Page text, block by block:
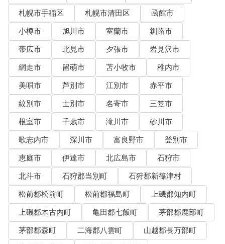
札幌市手稲区 札幌市清田区
函館市
小樽市
旭川市 室蘭市
釧路市
帯広市
北見市 夕張市
岩見沢市
網走市
留萌市 苫小牧市
稚内市
美唄市
芦別市 江別市
赤平市
紋別市
士別市 名寄市
三笠市
根室市
千歳市 滝川市
砂川市
歌志内市
深川市 富良野市
登別市
恵庭市
伊達市 北広島市
石狩市
北斗市
石狩郡当別町
石狩郡新篠津村
松前郡松前町
松前郡福島町
上磯郡知内町
上磯郡木古内町
亀田郡七飯町
茅部郡鹿部町
茅部郡森町
二海郡八雲町
山越郡長万部町